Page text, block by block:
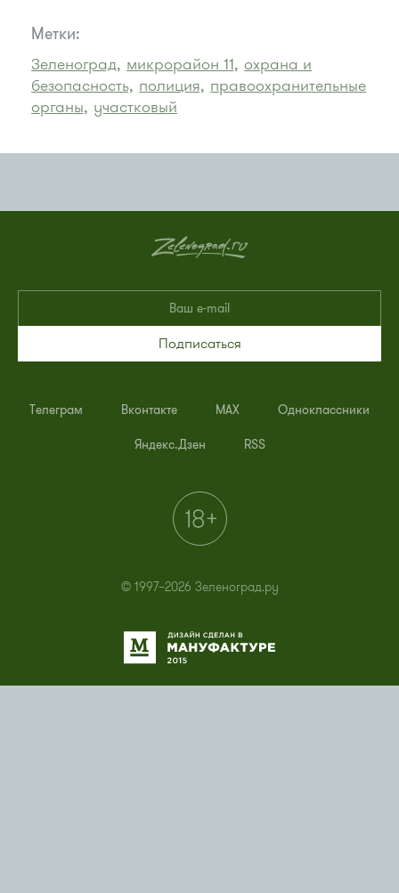
Метки:
Зеленоград, микрорайон 11, охрана и
безопасность, полиция, правоохранительные
органы, участковый
Подписаться
Телеграм Вконтакте MAX Одноклассники
Яндекс.Дзен RSS
© 1997–2026 Зеленоград.ру